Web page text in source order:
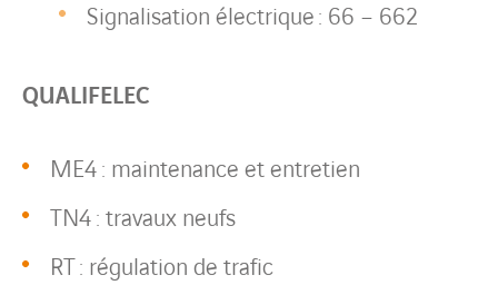
Signalisation électrique : 66 – 662
QUALIFELEC
ME4 : maintenance et entretien
TN4 : travaux neufs
RT : régulation de trafic